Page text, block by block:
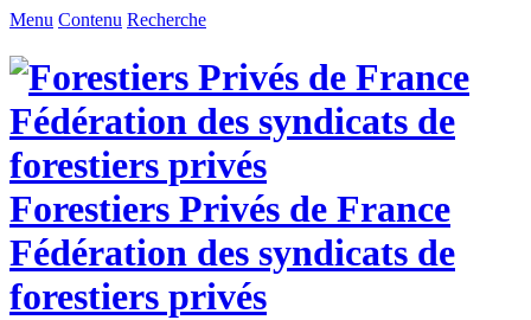
Menu Contenu Recherche
Forestiers Privés de France
Fédération des syndicats de
forestiers privés